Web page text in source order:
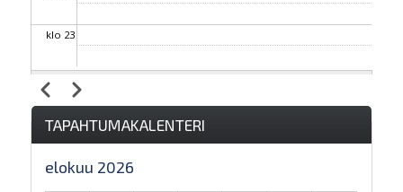
klo 23
Sivutus
EdellinenSeuraava
TAPAHTUMAKALENTERI
elokuu 2026